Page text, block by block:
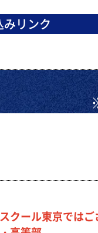
リンク
ール東京ではご